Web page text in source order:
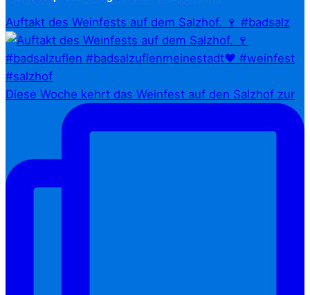
Auftakt des Weinfests auf dem Salzhof. 🍷 #badsalz
Diese Woche kehrt das Weinfest auf den Salzhof zur